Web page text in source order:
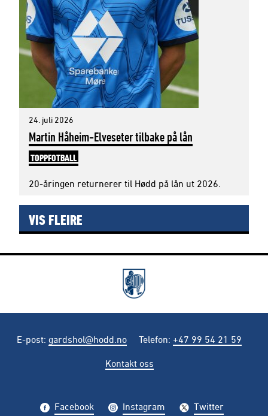
24. juli 2026
Martin Håheim-Elveseter tilbake på lån
TOPPFOTBALL
20-åringen returnerer til Hødd på lån ut 2026.
VIS FLEIRE
E-post: gardshol@hodd.no Telefon: +47 99 54 21 59
Kontakt oss
Facebook Instagram Twitter